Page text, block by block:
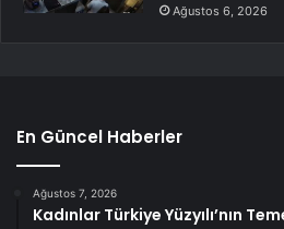
Ağustos 6, 2026
En Güncel Haberler
Ağustos 7, 2026
Kadınlar Türkiye Yüzyılı’nın